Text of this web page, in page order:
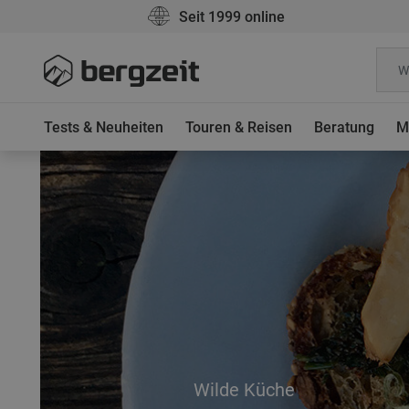
Seit 1999 online
Tests & Neuheiten Touren & Reisen Beratung
Wilde Küche